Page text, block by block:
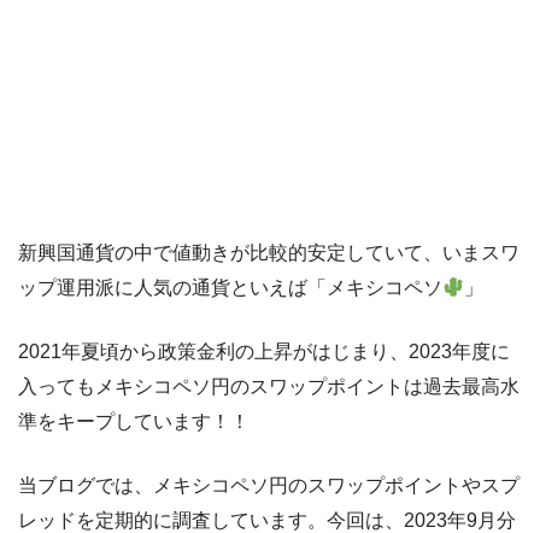
新興国通貨の中で値動きが比較的安定していて、いまスワ
ップ運用派に人気の通貨といえば「メキシコペソ
」
2021年夏頃から政策金利の上昇がはじまり、2023年度に
入ってもメキシコペソ円のスワップポイントは過去最高水
準をキープしています！！
当ブログでは、メキシコペソ円のスワップポイントやスプ
レッドを定期的に調査しています。今回は、2023年9月分